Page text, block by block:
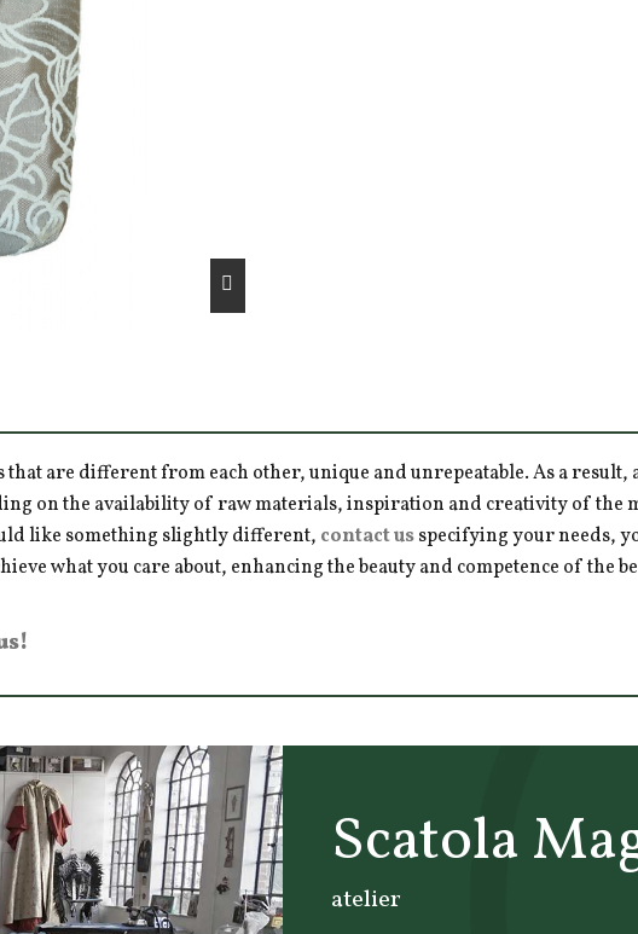
are different from each other, unique and unrepeatable. As a
on the availability of raw materials, inspiration and creativity of the
like something slightly different, contact usspecifying your needs,
what you care about, enhancing the beauty and competence of the
Scatola
atelier